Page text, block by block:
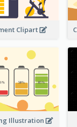
Clipart
Illustration